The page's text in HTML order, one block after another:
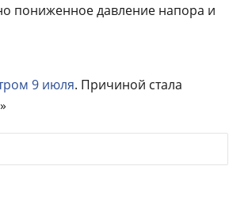
пониженное давление напора и
9 июля. Причиной стала